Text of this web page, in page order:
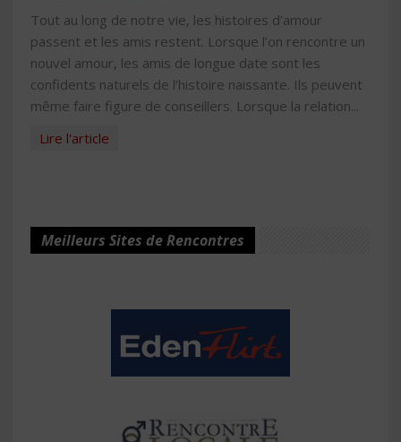
Tout au long de notre vie, les histoires d’amour
passent et les amis restent. Lorsque l’on rencontre un
nouvel amour, les amis de longue date sont les
confidents naturels de l’histoire naissante. Ils peuvent
même faire figure de conseillers. Lorsque la relation...
Lire l'article
Meilleurs Sites de Rencontres